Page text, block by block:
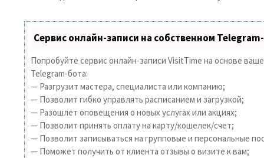
Сервис онлайн-записи на собственном
Попробуйте сервис онлайн-записи VisitTime на основе
Telegram-бота:
— Разгрузит мастера, специалиста или компанию;
— Позволит гибко управлять расписанием и загрузкой;
— Разошлет оповещения о новых услугах или акциях;
— Позволит принять оплату на карту/кошелек/счет;
— Позволит записываться на групповые и персональные
— Поможет получить от клиента отзывы о визите к вам;